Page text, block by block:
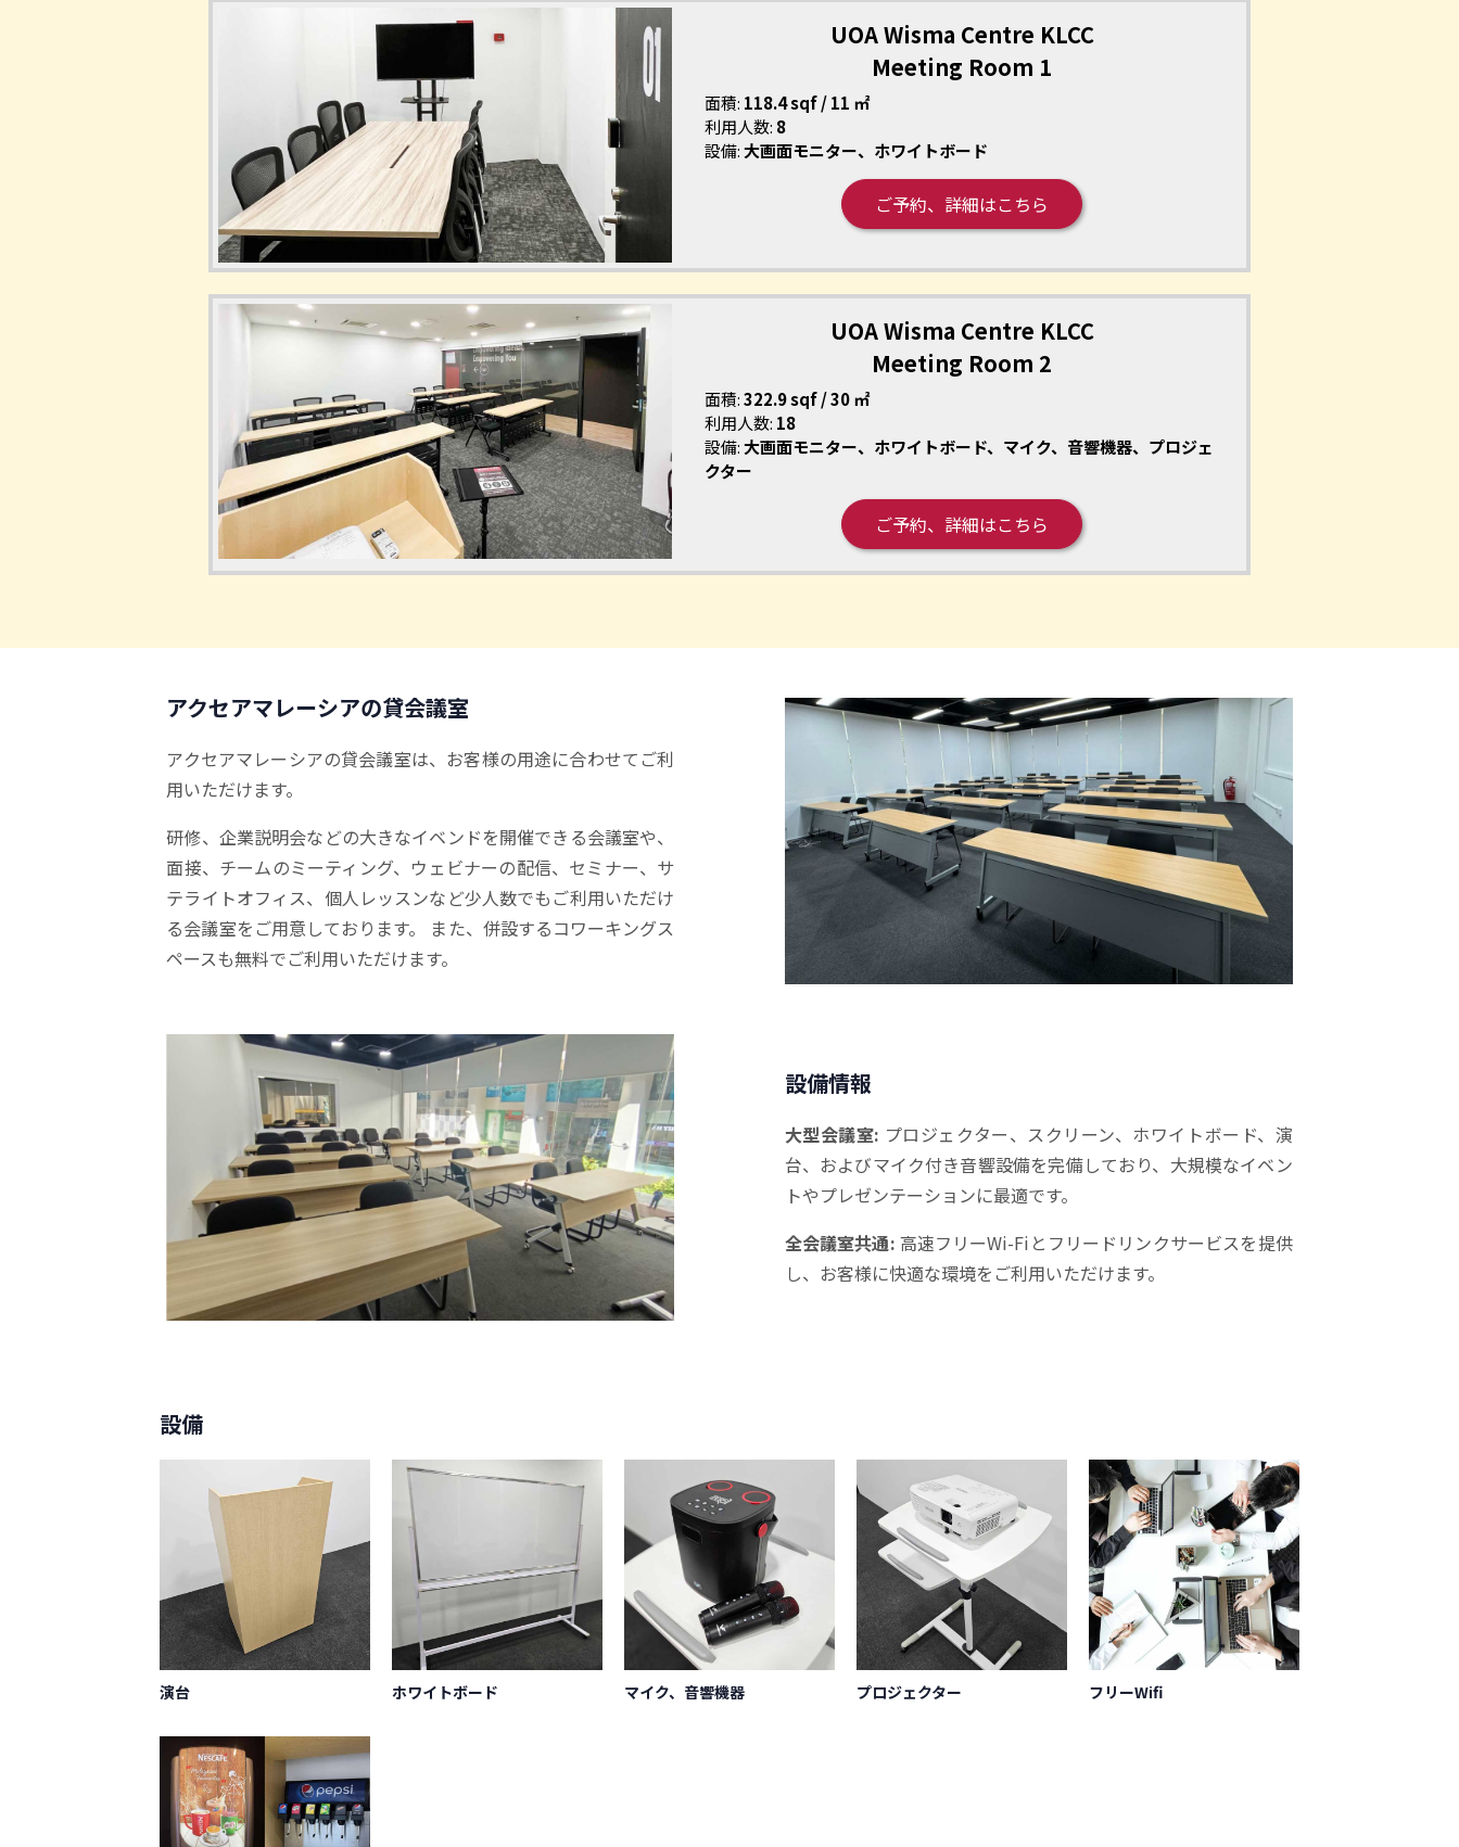
UOA Wisma Centre KLCC
Meeting Room 1
面積: 118.4 sqf / 11 ㎡
利用人数: 8
設備:大画面モニター、ホワイトボード
ご予約、詳細はこちら
UOA Wisma Centre KLCC
Meeting Room 2
面積:322.9 sqf / 30 ㎡
利用人数: 18
設備:大画面モニター、ホワイトボード、マイク、音響機器、プロジェ
クター
ご予約、詳細はこちら
アクセアマレーシアの貸会議室
アクセアマレーシアの貸会議室は、お客様の用途に合わせてご利
用いただけます。
研修、企業説明会などの大きなイベンドを開催できる会議室や、
面接、チームのミーティング、ウェビナーの配信、セミナー、サ
テライトオフィス、個人レッスンなど少人数でもご利用いただけ
る会議室をご用意しております。 また、併設するコワーキングス
ペースも無料でご利用いただけます。
設備情報
大型会議室: プロジェクター、スクリーン、ホワイトボード、演
台、およびマイク付き音響設備を完備しており、大規模なイベン
トやプレゼンテーションに最適です。
全会議室共通: 高速フリーWi-Fiとフリードリンクサービスを提供
し、お客様に快適な環境をご利用いただけます。
設備
演台 ホワイトボード マイク、音響機器 プロジェクター フリーWifi